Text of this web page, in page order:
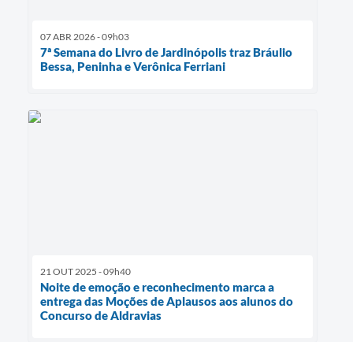
07 ABR 2026 - 09h03
7ª Semana do Livro de Jardinópolis traz Bráulio
Bessa, Peninha e Verônica Ferriani
21 OUT 2025 - 09h40
Noite de emoção e reconhecimento marca a
entrega das Moções de Aplausos aos alunos do
Concurso de Aldravias